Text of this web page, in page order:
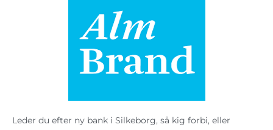
Leder du efter ny bank i Silkeborg, så kig forbi, eller